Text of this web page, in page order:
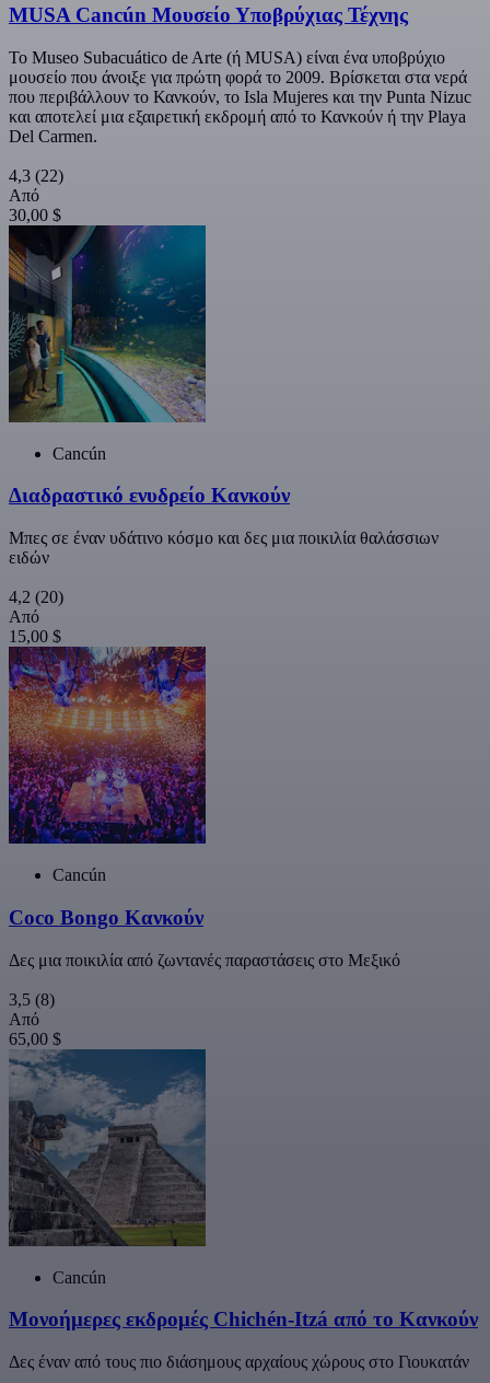
MUSA Cancún Μουσείο Υποβρύχιας Τέχνης
Το Museo Subacuático de Arte (ή MUSA) είναι ένα υποβρύχιο
μουσείο που άνοιξε για πρώτη φορά το 2009. Βρίσκεται στα νερά
που περιβάλλουν το Κανκούν, το Isla Mujeres και την Punta Nizuc
και αποτελεί μια εξαιρετική εκδρομή από το Κανκούν ή την Playa
Del Carmen.
4,3 (22)
Από
30,00 $
Cancún
Διαδραστικό ενυδρείο Κανκούν
Μπες σε έναν υδάτινο κόσμο και δες μια ποικιλία θαλάσσιων
ειδών
4,2 (20)
Από
15,00 $
Cancún
Coco Bongo Κανκούν
Δες μια ποικιλία από ζωντανές παραστάσεις στο Μεξικό
3,5 (8)
Από
65,00 $
Cancún
Μονοήμερες εκδρομές Chichén-Itzá από το Κανκούν
Δες έναν από τους πιο διάσημους αρχαίους χώρους στο Γιουκατάν